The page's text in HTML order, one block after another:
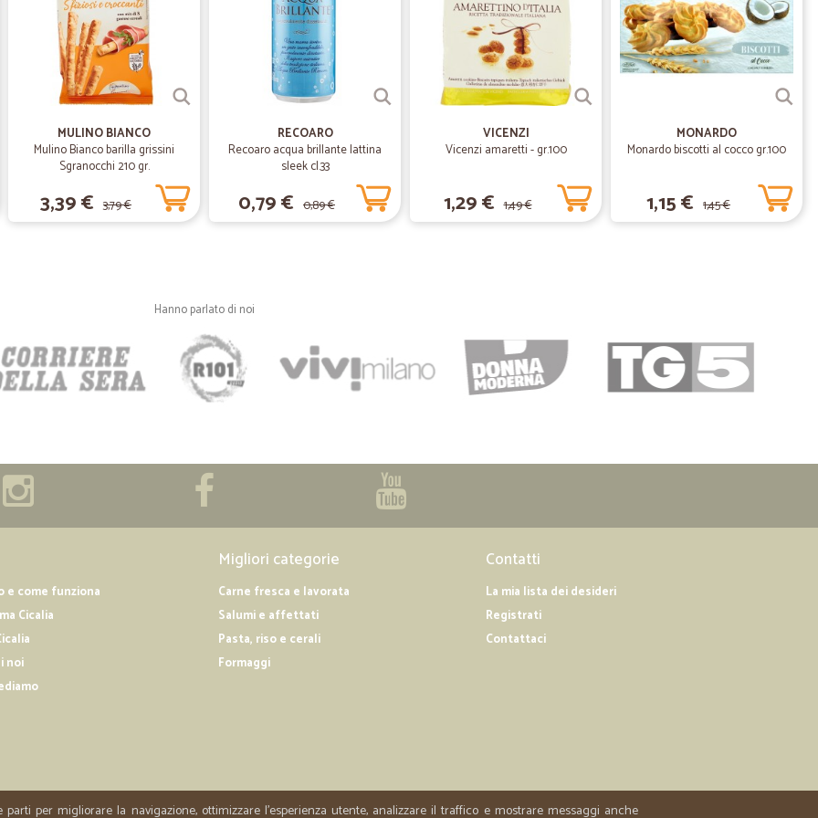
10/05/2021
in generale sono soddisfatta del…
in generale sono soddisfatta del rapporto con Cicalia e lo testimonia il fatto che continuo
periodicamente a fare acquisti. A volte gli scatoloni arrivano rovinati; l'attuale sistema di
inscatolamento è molto più funzionale del precedente.
Ottima esperienza !!!
Ottima esperienza ,ben forniti ,ottimi prezzi,spedizione veloce !!!
Ottimo servizio
04/12/2018
Maria gabriella F.
MULINO BIANCO
Mulino Bianco barilla grissini
Sgranocchi 210 gr.
3,39 € 3,79 €
RECOARO
Recoaro acqua brillante lattina
sleek cl.33
0,79 € 0,89 €
VICENZI
Vicenzi amaretti - gr.100
1,29 € 1,49 €
MONARDO
Monardo biscotti al cocco gr.100
1,15 € 1,45 €
Hanno parlato di noi
e come funziona
Cicalia
noi
Migliori categorie
Carne fresca e lavorata
Salumi e affettati
Pasta, riso e cerali
Formaggi
Contatti
La mia lista dei desideri
Registrati
Contattaci
per migliorare la navigazione, ottimizzare l'esperienza utente, analizzare il traffico e mostrare messaggi anche